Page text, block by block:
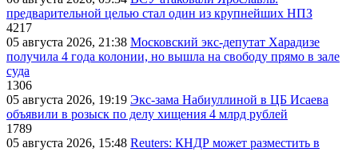
предварительной целью стал один из крупнейших НПЗ
4217
05 августа 2026, 21:38 Московский экс-депутат Харадизе
получила 4 года колонии, но вышла на свободу прямо в зале
суда
1306
05 августа 2026, 19:19 Экс-зама Набиуллиной в ЦБ Исаева
объявили в розыск по делу хищения 4 млрд рублей
1789
05 августа 2026, 15:48 Reuters: КНДР может разместить в